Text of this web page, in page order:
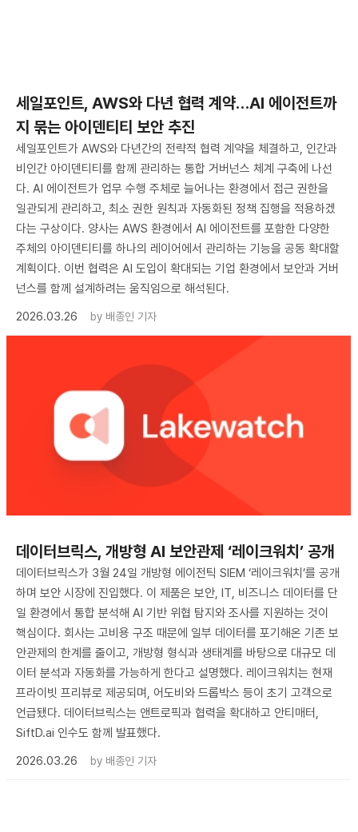
세일포인트, AWS와 다년 협력 계약…AI 에이전트까
지 묶는 아이덴티티 보안 추진
세일포인트가 AWS와 다년간의 전략적 협력 계약을 체결하고, 인간과
비인간 아이덴티티를 함께 관리하는 통합 거버넌스 체계 구축에 나선
다. AI 에이전트가 업무 수행 주체로 늘어나는 환경에서 접근 권한을
일관되게 관리하고, 최소 권한 원칙과 자동화된 정책 집행을 적용하겠
다는 구상이다. 양사는 AWS 환경에서 AI 에이전트를 포함한 다양한
주체의 아이덴티티를 하나의 레이어에서 관리하는 기능을 공동 확대할
계획이다. 이번 협력은 AI 도입이 확대되는 기업 환경에서 보안과 거버
넌스를 함께 설계하려는 움직임으로 해석된다.
2026.03.26
by 배종인 기자
데이터브릭스, 개방형 AI 보안관제 ‘레이크워치’ 공개
데이터브릭스가 3월 24일 개방형 에이전틱 SIEM ‘레이크워치’를 공개
하며 보안 시장에 진입했다. 이 제품은 보안, IT, 비즈니스 데이터를 단
일 환경에서 통합 분석해 AI 기반 위협 탐지와 조사를 지원하는 것이
핵심이다. 회사는 고비용 구조 때문에 일부 데이터를 포기해온 기존 보
안관제의 한계를 줄이고, 개방형 형식과 생태계를 바탕으로 대규모 데
이터 분석과 자동화를 가능하게 한다고 설명했다. 레이크워치는 현재
프라이빗 프리뷰로 제공되며, 어도비와 드롭박스 등이 초기 고객으로
언급됐다. 데이터브릭스는 앤트로픽과 협력을 확대하고 안티매터,
SiftD.ai 인수도 함께 발표했다.
2026.03.26
by 배종인 기자